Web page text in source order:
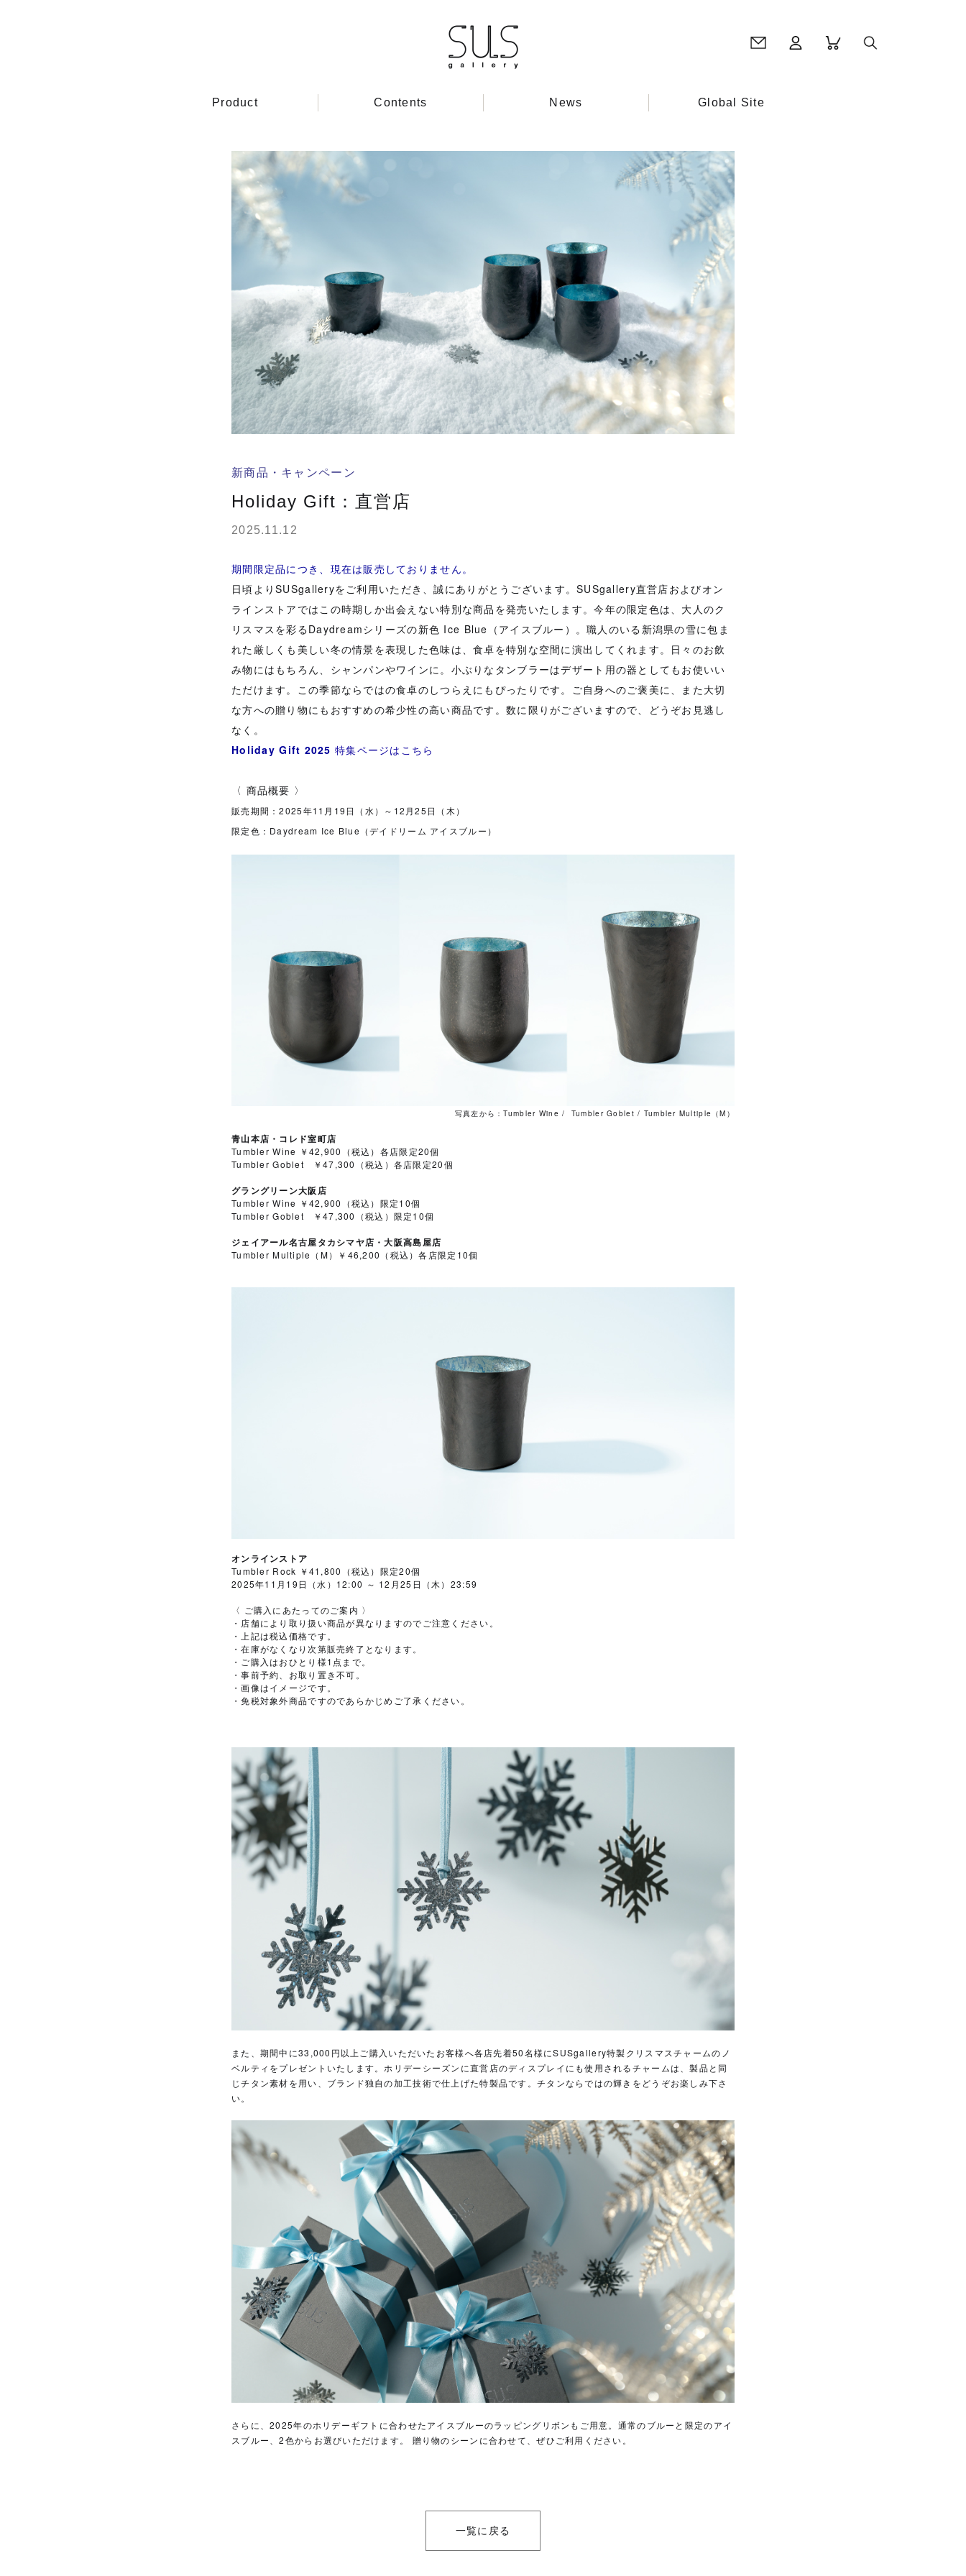
Product Contents News Global Site
新商品・キャンペーン
Holiday Gift：直営店
2025.11.12
期間限定品につき、現在は販売しておりません。
日頃よりSUSgalleryをご利用いただき、誠にありがとうございます。SUSgallery直営店およびオン
ラインストアではこの時期しか出会えない特別な商品を発売いたします。今年の限定色は、大人のク
リスマスを彩るDaydreamシリーズの新色 Ice Blue（アイスブルー）。職人のいる新潟県の雪に包ま
れた厳しくも美しい冬の情景を表現した色味は、食卓を特別な空間に演出してくれます。日々のお飲
み物にはもちろん、シャンパンやワインに。小ぶりなタンブラーはデザート用の器としてもお使いい
ただけます。この季節ならではの食卓のしつらえにもぴったりです。ご自身へのご褒美に、また大切
な方への贈り物にもおすすめの希少性の高い商品です。数に限りがございますので、どうぞお見逃し
なく。
Holiday Gift 2025特集ページはこちら
〈 商品概要 〉
販売期間：2025年11月19日（水）～12月25日（木）
限定色：Daydream Ice Blue（デイドリーム アイスブルー）
写真左から：Tumbler Wine / Tumbler Goblet / Tumbler Multiple（M）
青山本店・コレド室町店
Tumbler Wine ￥42,900（税込）各店限定20個
Tumbler Goblet ￥47,300（税込）各店限定20個
グラングリーン大阪店
Tumbler Wine ￥42,900（税込）限定10個
Tumbler Goblet ￥47,300（税込）限定10個
ジェイアール名古屋タカシマヤ店・大阪高島屋店
Tumbler Multiple（M）￥46,200（税込）各店限定10個
オンラインストア
Tumbler Rock ￥41,800（税込）限定20個
2025年11月19日（水）12:00 ～ 12月25日（木）23:59
〈 ご購入にあたってのご案内 〉
・店舗により取り扱い商品が異なりますのでご注意ください。
・上記は税込価格です。
・在庫がなくなり次第販売終了となります。
・ご購入はおひとり様1点まで。
・事前予約、お取り置き不可。
・画像はイメージです。
・免税対象外商品ですのであらかじめご了承ください。
また、期間中に33,000円以上ご購入いただいたお客様へ各店先着50名様にSUSgallery特製クリスマスチャームのノ
ベルティをプレゼントいたします。ホリデーシーズンに直営店のディスプレイにも使用されるチャームは、製品と同
じチタン素材を用い、ブランド独自の加工技術で仕上げた特製品です。チタンならではの輝きをどうぞお楽しみ下さ
い。
さらに、2025年のホリデーギフトに合わせたアイスブルーのラッピングリボンもご用意。通常のブルーと限定のアイ
スブルー、2色からお選びいただけます。 贈り物のシーンに合わせて、ぜひご利用ください。
一覧に戻る